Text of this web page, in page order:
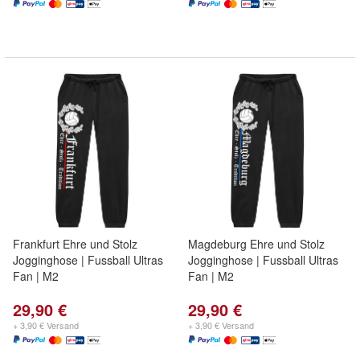
Frankfurt Ehre und Stolz
Jogginghose | Fussball Ultras
Fan | M2
29,90 €
+ 3,90 € Versand
Magdeburg Ehre und Stolz
Jogginghose | Fussball Ultras
Fan | M2
29,90 €
+ 3,90 € Versand